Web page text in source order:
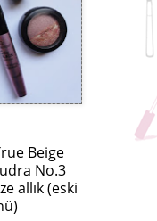
Beige
No.3
allık (eski